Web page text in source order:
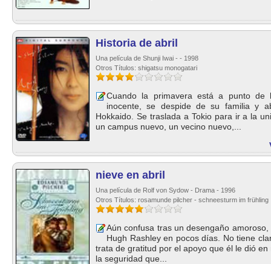
Historia de abril
Una película de Shunji Iwai - - 1998
Otros Títulos: shigatsu monogatari
Cuando la primavera está a punto de
inocente, se despide de su familia y
Hokkaido. Se traslada a Tokio para ir a la
un campus nuevo, un vecino nuevo,...
nieve en abril
Una película de Rolf von Sydow - Drama - 1996
Otros Títulos: rosamunde pilcher - schneesturm im frühling
Aún confusa tras un desengaño
Hugh Rashley en pocos días. No tiene
trata de gratitud por el apoyo que él le dió
la seguridad que...